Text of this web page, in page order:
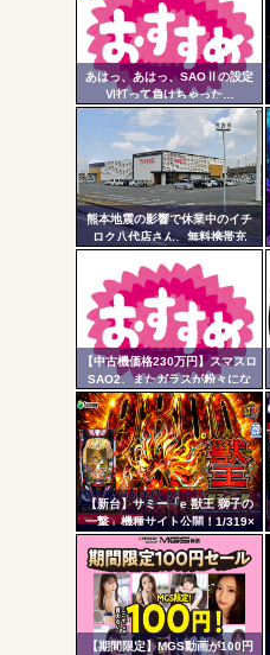
AngelBeats!とかいうクソ
Powered by livedoor 相互RSS
あはっ、あはっ、SAOⅡの設定
Ⅵ打って負けちゃった…
熊本地震の影響で休業中のイチ
ロク八代店さん、無料携帯充
電・24時間の仮設トイレ解放・
飲料水の無料配布を開始
【中古機価格230万円】スマスロ
SAO2、またガラスが粉々にな
る…
【新台】サミー「e 獣王 獅子の
一撃」機種サイト公開！1/319×
ドデカSTRAIGHT、右の1/2で平
均9,800個のサバチャンに突入
【期間限定】MGS動画が100円
コテ
リン
- 固
定リ
自動
更新
ツー